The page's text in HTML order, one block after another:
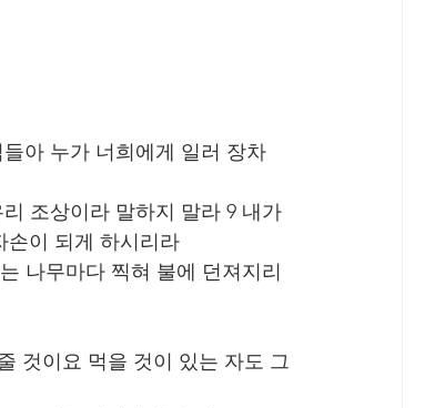
아 누가 너희에게 일러 장차
조상이라 말하지 말라 9 내가
손이 되게 하시리라
나무마다 찍혀 불에 던져지리
것이요 먹을 것이 있는 자도 그